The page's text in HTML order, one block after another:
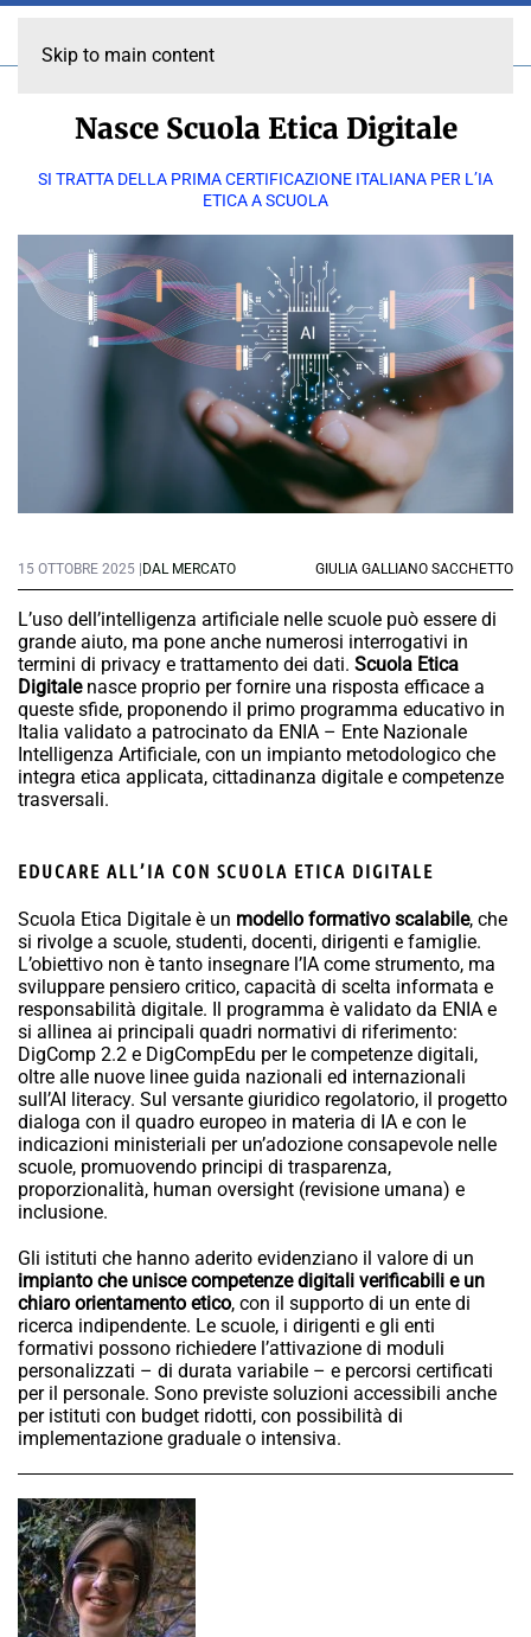
Skip to main content
Nasce Scuola Etica Digitale
SI TRATTA DELLA PRIMA CERTIFICAZIONE ITALIANA PER L’IA
ETICA A SCUOLA
15 OTTOBRE 2025 | DAL MERCATO GIULIA GALLIANO SACCHETTO
L’uso dell’intelligenza artificiale nelle scuole può essere di
grande aiuto, ma pone anche numerosi interrogativi in
termini di privacy e trattamento dei dati. Scuola Etica
Digitalenasce proprio per fornire una risposta efficace a
queste sfide, proponendo il primo programma educativo in
Italia validato a patrocinato da ENIA – Ente Nazionale
Intelligenza Artificiale, con un impianto metodologico che
integra etica applicata, cittadinanza digitale e competenze
trasversali.
EDUCARE ALL’IA CON SCUOLA ETICA DIGITALE
Scuola Etica Digitale è un modello formativo scalabile, che
si rivolge a scuole, studenti, docenti, dirigenti e famiglie.
L’obiettivo non è tanto insegnare l’IA come strumento, ma
sviluppare pensiero critico, capacità di scelta informata e
responsabilità digitale. Il programma è validato da ENIA e
si allinea ai principali quadri normativi di riferimento:
DigComp 2.2 e DigCompEdu per le competenze digitali,
oltre alle nuove linee guida nazionali ed internazionali
sull’AI literacy. Sul versante giuridico regolatorio, il progetto
dialoga con il quadro europeo in materia di IA e con le
indicazioni ministeriali per un’adozione consapevole nelle
scuole, promuovendo principi di trasparenza,
proporzionalità, human oversight (revisione umana) e
inclusione.
Gli istituti che hanno aderito evidenziano il valore di un
impianto che unisce competenze digitali verificabili e un
chiaro orientamento etico, con il supporto di un ente di
ricerca indipendente. Le scuole, i dirigenti e gli enti
formativi possono richiedere l’attivazione di moduli
personalizzati – di durata variabile – e percorsi certificati
per il personale. Sono previste soluzioni accessibili anche
per istituti con budget ridotti, con possibilità di
implementazione graduale o intensiva.